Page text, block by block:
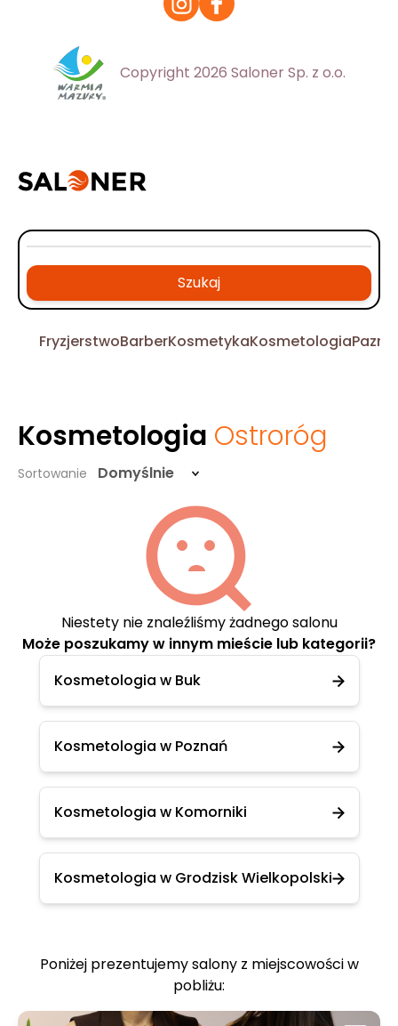
Copyright 2026 Saloner Sp. z o.o.
Szukaj
FryzjerstwoBarberKosmetykaKosmetologia
Kosmetologia Ostroróg
Sortowanie Domyślnie
Niestety nie znaleźliśmy żadnego salonu
Może poszukamy w innym mieście lub kategorii?
Kosmetologia w Buk
Kosmetologia w Poznań
Kosmetologia w Komorniki
Kosmetologia w Grodzisk Wielkopolski
Poniżej prezentujemy salony z miejscowości w
pobliżu: